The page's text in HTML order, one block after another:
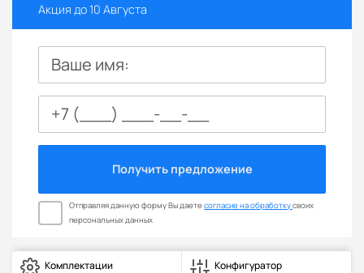
Акция до 10 Августа
Ваше имя:
Получить предложение
Отправляя данную форму Вы даетесогласие на обработкусвоих
персональных данных
Комплектации Конфигуратор